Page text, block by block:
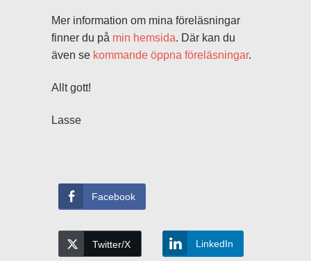
Mer information om mina föreläsningar
finner du på min hemsida. Där kan du
även se kommande öppna föreläsningar.
Allt gott!
Lasse
Facebook
Twitter/X LinkedIn